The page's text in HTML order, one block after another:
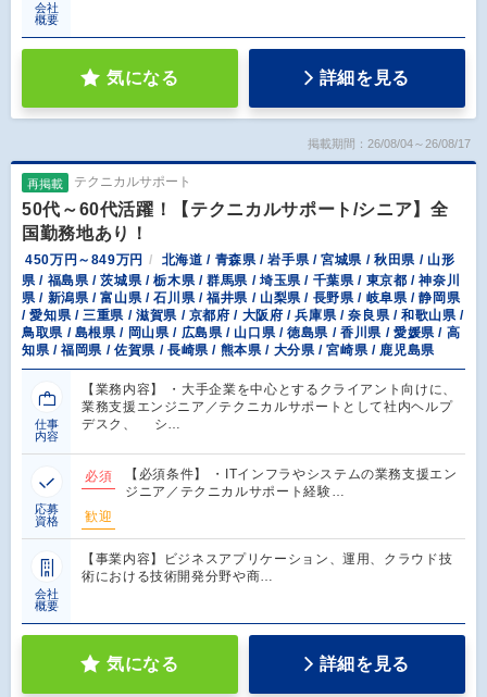
会社
概要
気になる 詳細を見る
掲載期間：26/08/04～26/08/17
再掲載 テクニカルサポート
50代～60代活躍！【テクニカルサポート/シニア】全
国勤務地あり！
450万円～849万円
北海道 / 青森県 / 岩手県 / 宮城県 / 秋田県 / 山形
県 / 福島県 / 茨城県 / 栃木県 / 群馬県 / 埼玉県 / 千葉県 / 東京都 / 神奈川
県 / 新潟県 / 富山県 / 石川県 / 福井県 / 山梨県 / 長野県 / 岐阜県 / 静岡県
/ 愛知県 / 三重県 / 滋賀県 / 京都府 / 大阪府 / 兵庫県 / 奈良県 / 和歌山県 /
鳥取県 / 島根県 / 岡山県 / 広島県 / 山口県 / 徳島県 / 香川県 / 愛媛県 / 高
知県 / 福岡県 / 佐賀県 / 長崎県 / 熊本県 / 大分県 / 宮崎県 / 鹿児島県
仕事
内容
【業務内容】 ・大手企業を中心とするクライアント向けに、
業務支援エンジニア／テクニカルサポートとして社内ヘルプ
デスク、 シ…
応募
資格
必須
【必須条件】 ・ITインフラやシステムの業務支援エン
ジニア／テクニカルサポート経験…
歓迎
会社
概要
【事業内容】ビジネスアプリケーション、運用、クラウド技
術における技術開発分野や商…
気になる 詳細を見る